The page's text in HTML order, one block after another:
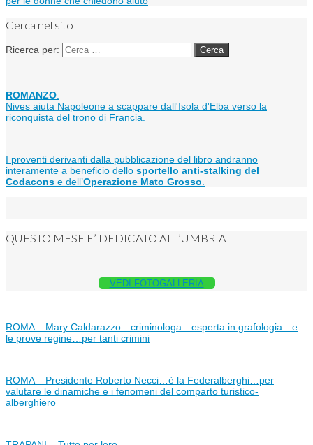
Cerca nel sito
Ricerca per:
ROMANZO:
Nives aiuta Napoleone a scappare dall'Isola d'Elba verso la
riconquista del trono di Francia.
I proventi derivanti dalla pubblicazione del libro andranno
interamente a beneficio dello sportello anti-stalking del
Codacons e dell’Operazione Mato Grosso
QUESTO MESE E’ DEDICATO ALL’UMBRIA
VEDI FOTOGALLERIA
ROMA – Mary Caldarazzo…criminologa…esperta in grafologia…e
le prove regine…per tanti crimini
ROMA – Presidente Roberto Necci…è la Federalberghi…per
valutare le dinamiche e i fenomeni del comparto turistico-
alberghiero